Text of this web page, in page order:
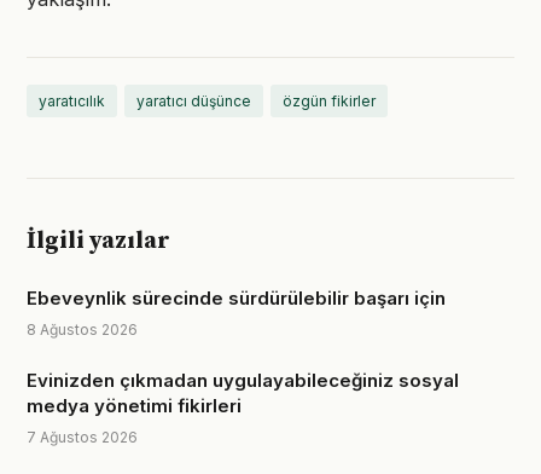
yaratıcılık yaratıcı düşünce özgün fikirler
İlgili yazılar
Ebeveynlik sürecinde sürdürülebilir başarı için
8 Ağustos 2026
Evinizden çıkmadan uygulayabileceğiniz sosyal
medya yönetimi fikirleri
7 Ağustos 2026